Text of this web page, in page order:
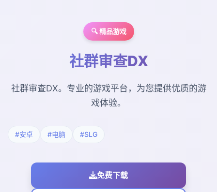
🔍 精品游戏
社群审查DX
社群审查DX。专业的游戏平台，为您提供优质的游
戏体验。
#安卓 #电脑 #SLG
免费下载